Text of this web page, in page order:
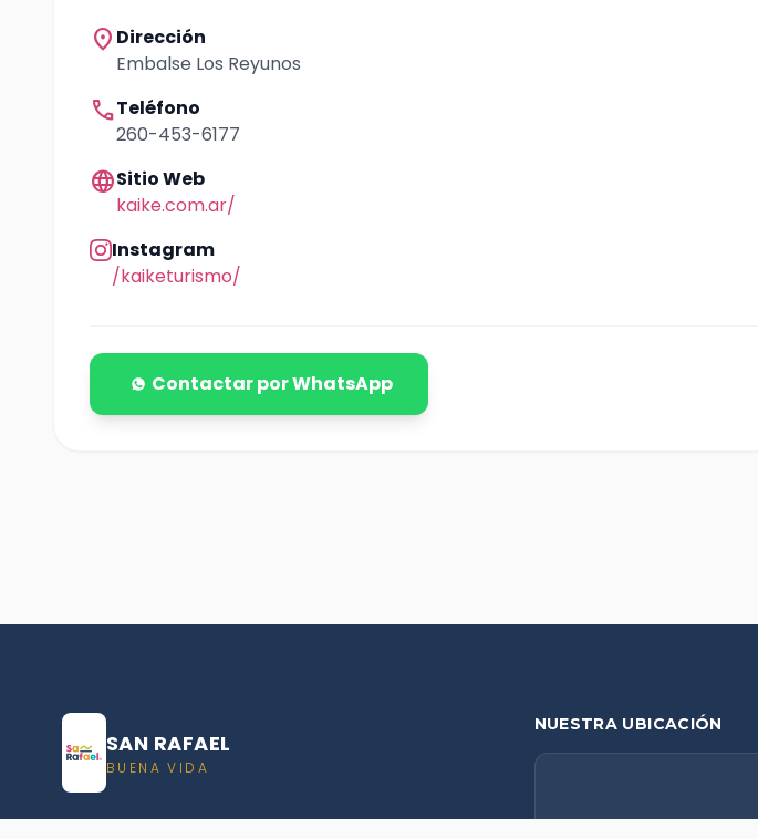
location_on Dirección
Embalse Los Reyunos
callTeléfono
260-453-6177
languageSitio Web
kaike.com.ar/
Instagram
/kaiketurismo/
Contactar por WhatsApp
SAN RAFAEL
BUENA VIDA
NUESTRA UBICACIÓN